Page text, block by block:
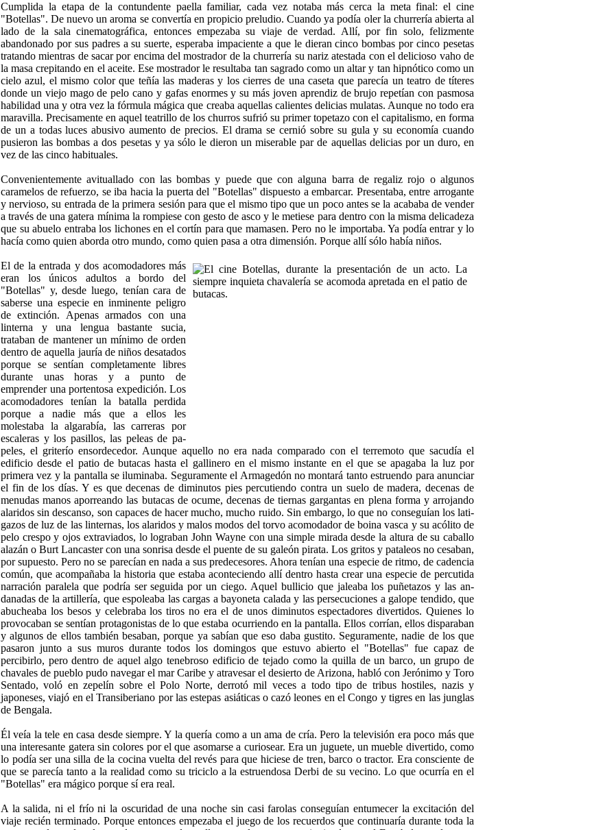
Cumplida la etapa de la contundente paella fa­miliar, cada vez notaba más cerca la meta final: el cine
"Botellas". De nuevo un aroma se convertía en propicio preludio. Cuando ya podía oler la churrería abierta al
lado de la sala cinematográfica, entonces empezaba su viaje de verdad. Allí, por fin solo, fe­lizmente
abandonado por sus padres a su suerte, es­peraba impaciente a que le dieran cinco bombas por cinco pesetas
tratando mientras de sacar por encima del mostrador de la churrería su nariz atestada con el delicioso vaho de
la masa crepitando en el aceite. Ese mostrador le resultaba tan sagrado como un altar y tan hipnótico como un
cielo azul, el mismo color que teñía las maderas y los cierres de una ca­seta que parecía un teatro de títeres
donde un viejo mago de pelo cano y gafas enormes y su más joven aprendiz de brujo repetían con pasmosa
habilidad una y otra vez la fórmula mágica que creaba aque­llas calientes delicias mulatas. Aunque no todo era
maravilla. Precisamente en aquel teatrillo de los churros sufrió su primer topetazo con el capita­lismo, en forma
de un a todas luces abusivo au­mento de precios. El drama se cernió sobre su gula y su economía cuando
pusieron las bombas a dos pesetas y ya sólo le dieron un miserable par de aquellas delicias por un duro, en
vez de las cinco habituales.
Convenientemente avituallado con las bombas y puede que con alguna barra de regaliz rojo o algu­nos
caramelos de refuerzo, se iba hacia la puerta del "Botellas" dispuesto a embarcar. Presentaba, entre arrogante
y nervioso, su entrada de la primera sesión para que el mismo tipo que un poco antes se la acababa de vender
a través de una gatera mínima la rompiese con gesto de asco y le metiese para den­tro con la misma delicadeza
que su abuelo entraba los lichones en el cortín para que mamasen. Pero no le importaba. Ya podía entrar y lo
hacía como quien aborda otro mundo, como quien pasa a otra dimensión. Porque allí sólo había niños.
El de la entrada y dos acomodadores más
eran los únicos adultos a bordo del
"Botellas" y, desde luego, tenían cara de
saberse una especie en inmi­nente peligro
de extinción. Apenas armados con una
linterna y una lengua bastante sucia,
trataban de mantener un mínimo de orden
dentro de aquella jauría de niños desatados
porque se sentían com­pletamente libres
durante unas horas y a punto de
emprender una portentosa expedición. Los
acomo­dadores tenían la batalla perdida
porque a nadie más que a ellos les
molestaba la algarabía, las ca­rreras por
escaleras y los pasillos, las peleas de pa­
peles, el griterío ensordecedor. Aunque aquello no era nada comparado con el terremoto que sacudía el
edificio desde el patio de butacas hasta el galli­nero en el mismo instante en el que se apagaba la luz por
primera vez y la pantalla se iluminaba. Se­guramente el Armagedón no montará tanto es­truendo para anunciar
el fin de los días. Y es que decenas de diminutos pies percutiendo contra un suelo de madera, decenas de
menudas manos apo­rreando las butacas de ocume, decenas de tiernas gargantas en plena forma y arrojando
alaridos sin descanso, son capaces de hacer mucho, mucho ruido. Sin embargo, lo que no conseguían los lati­
gazos de luz de las linternas, los alaridos y malos modos del torvo acomodador de boina vasca y su acólito de
pelo crespo y ojos extraviados, lo logra­ban John Wayne con una simple mirada desde la altura de su caballo
alazán o Burt Lancaster con una sonrisa desde el puente de su galeón pirata. Los gritos y pataleos no cesaban,
por supuesto. Pero no se parecían en nada a sus predecesores. Ahora te­nían una especie de ritmo, de cadencia
común, que acompañaba la historia que estaba aconteciendo allí dentro hasta crear una especie de percutida
narra­ción paralela que podría ser seguida por un ciego. Aquel bullicio que jaleaba los puñetazos y las an­
danadas de la artillería, que espoleaba las cargas a bayoneta calada y las persecuciones a galope ten­dido, que
abucheaba los besos y celebraba los tiros no era el de unos diminutos espectadores divertidos. Quienes lo
provocaban se sentían protagonistas de lo que estaba ocurriendo en la pantalla. Ellos co­rrían, ellos disparaban
y algunos de ellos también besaban, porque ya sabían que eso daba gustito. Se­guramente, nadie de los que
pasaron junto a sus muros durante todos los domingos que estuvo abierto el "Botellas" fue capaz de
percibirlo, pero dentro de aquel algo tenebroso edificio de tejado como la quilla de un barco, un grupo de
chavales de pueblo pudo navegar el mar Caribe y atravesar el desierto de Arizona, habló con Jerónimo y Toro
Sentado, voló en zepelín sobre el Polo Norte, de­rrotó mil veces a todo tipo de tribus hostiles, nazis y
japoneses, viajó en el Transiberiano por las este­pas asiáticas o cazó leones en el Congo y tigres en las junglas
de Bengala.
Él veía la tele en casa desde siempre. Y la quería como a un ama de cría. Pero la televisión era poco más que
una interesante gatera sin colores por el que asomarse a curiosear. Era un juguete, un mue­ble divertido, como
lo podía ser una silla de la co­cina vuelta del revés para que hiciese de tren, barco o tractor. Era consciente de
que se parecía tanto a la realidad como su triciclo a la estruendosa Derbi de su vecino. Lo que ocurría en el
"Botellas" era mágico porque sí era real.
A la salida, ni el frío ni la oscuridad de una noche sin casi farolas conseguían entumecer la ex­citación del
viaje recién terminado. Porque enton­ces empezaba el juego de los recuerdos que conti­nuaría durante toda la